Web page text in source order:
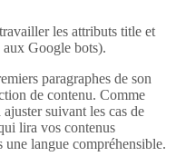
les attributs title et
Google bots).
paragraphes de son
de contenu. Comme
suivant les cas de
lira vos contenus
langue compréhensible.